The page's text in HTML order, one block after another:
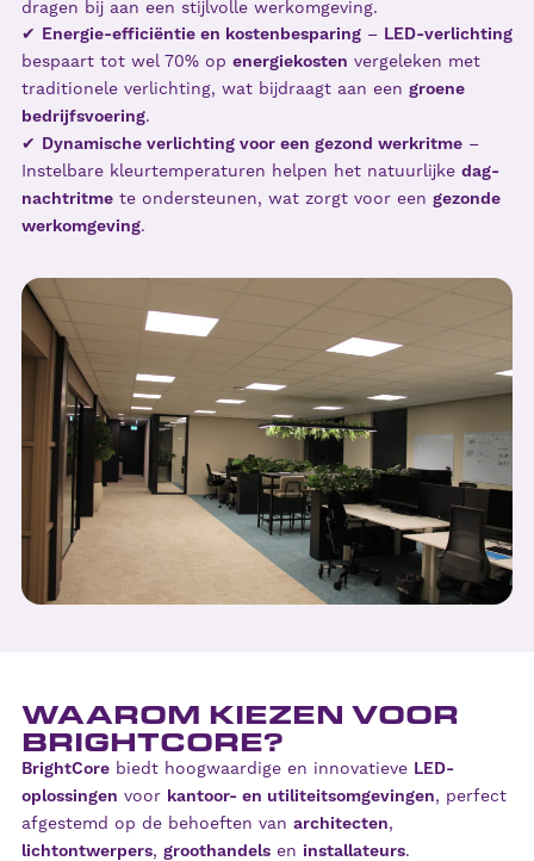
dragen bij aan een stijlvolle werkomgeving.
✔ Energie-efficiëntie en kostenbesparing – LED-verlichting
bespaart tot wel 70% op energiekosten vergeleken met
traditionele verlichting, wat bijdraagt aan een groene
bedrijfsvoering.
✔ Dynamische verlichting voor een gezond werkritme –
Instelbare kleurtemperaturen helpen het natuurlijke dag-
nachtritme te ondersteunen, wat zorgt voor een gezonde
werkomgeving.
WAAROM KIEZEN VOOR
BRIGHTCORE?
BrightCore biedt hoogwaardige en innovatieve LED-
oplossingen voor kantoor- en utiliteitsomgevingen, perfect
afgestemd op de behoeften van architecten,
lichtontwerpers, groothandels en installateurs.